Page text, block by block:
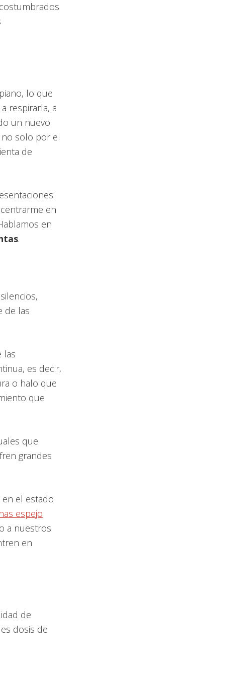
lo que
respirarla, a
un nuevo
no solo por el
de
en
en
.
de las
las
es decir,
o halo que
que
que
grandes
el estado
espejo
a nuestros
en
de
dosis de